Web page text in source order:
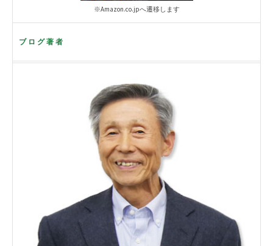
※Amazon.co.jpへ遷移します
ブログ著者